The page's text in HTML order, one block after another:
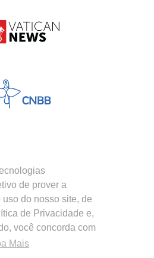
de prover a
do nosso site, de
de Privacidade e,
você concorda com
Mais